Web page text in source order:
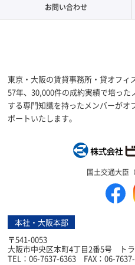
お問い合わせ
東京・大阪の賃貸事務所・貸オフィ
57年、30,000件の成約実績で培っ
する専門知識を持ったメンバーがオ
ポートいたします。
国土交通大臣
本社・大阪本部
〒541-0053
大阪市中央区本町4丁目2番5号 ト
TEL：06-7637-6363 FAX：06-